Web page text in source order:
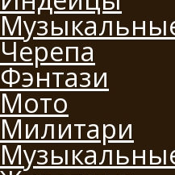
Черепа
Фэнтази
Мото
Милитари